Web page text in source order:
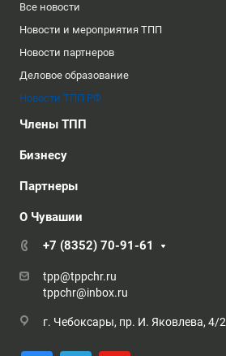
Все новости
Новости и мероприятия ТПП
Новости партнеров
Деловое образование
Новости ТПП РФ
Члены ТПП
Бизнесу
Партнеры
О Чувашии
+7 (8352) 70-91-61
tpp@tppchr.ru
tppchr@inbox.ru
г. Чебоксары, пр. И. Яковлева, 4/2